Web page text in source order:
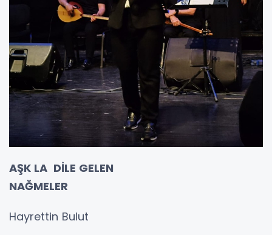
AŞK LA DİLE GELEN
NAĞMELER
Hayrettin Bulut